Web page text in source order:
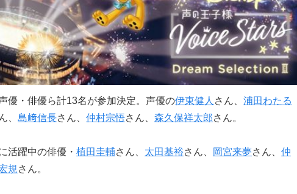
優・俳優ら計13名が参加決定。声優の伊東健人 さん、 浦田わたる
、 島﨑信長さん、 仲村宗悟さん、 森久保祥太郎さん。
活躍中の俳優・ 植田圭輔さん、 太田基裕さん、 岡宮来夢さん、 仲
規さん。